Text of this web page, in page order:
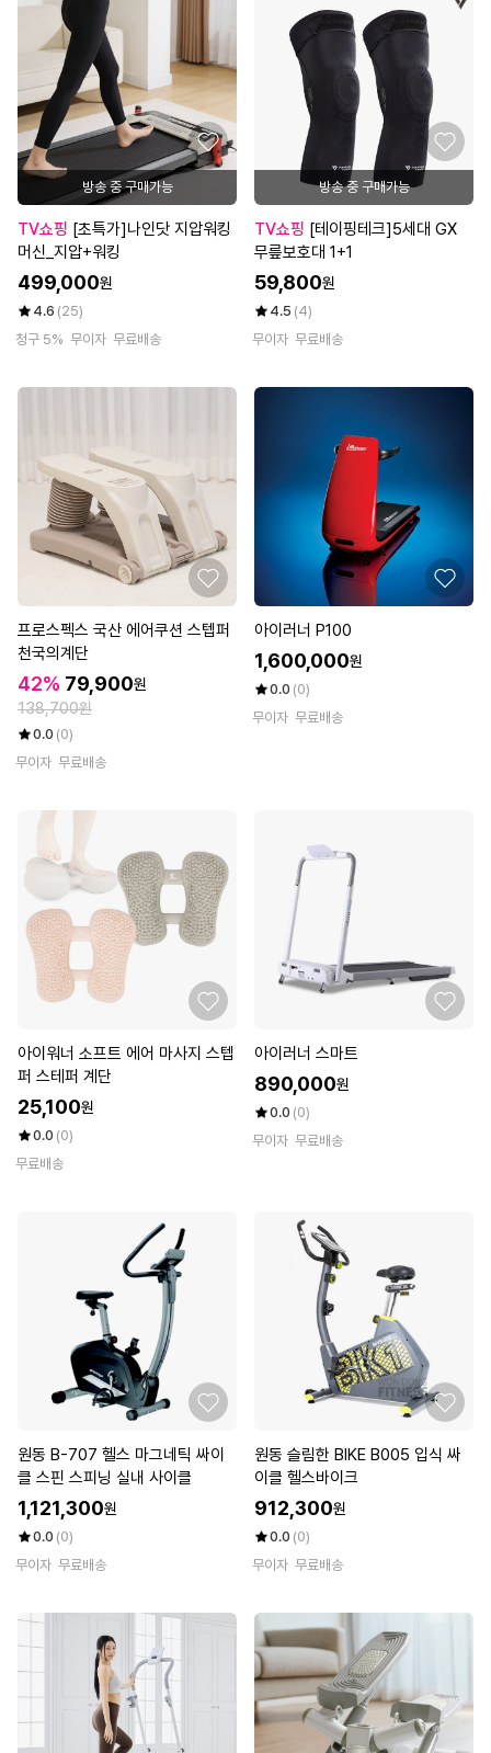
방송 중 구매가능
TV쇼핑
머신_지압+워킹
499,000원
4.6 (25)
청구 5% 무이자 무료배송
방송 중 구매가능
TV쇼핑
무릎보호대 1+1
59,800원
4.5 (4)
무이자 무료배송
프로스펙스 국산 에어쿠션 스텝퍼
천국의계단
42% 79,900원
138,700원
0.0 (0)
무이자 무료배송
아이러너 P100
1,600,000원
0.0 (0)
무이자 무료배송
아이워너 소프트 에어 마사지 스텝
퍼 스테퍼 계단
25,100원
0.0 (0)
무료배송
아이러너 스마트
890,000원
0.0 (0)
무이자 무료배송
원동 B-707 헬스 마그네틱 싸이
클 스핀 스피닝 실내 사이클
1,121,300원
0.0 (0)
무이자 무료배송
원동 슬림한 BIKE B005 입식 싸
이클 헬스바이크
912,300원
0.0 (0)
무이자 무료배송